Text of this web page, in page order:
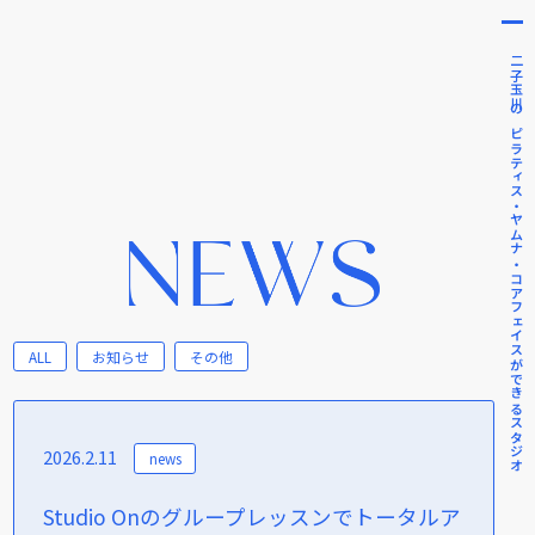
ALL お知らせ その他
2026.2.11 news
Studio Onのグループレッスンでトータルア
二子玉川のピラティス・ヤムナ・コアフェイスができるスタジオ